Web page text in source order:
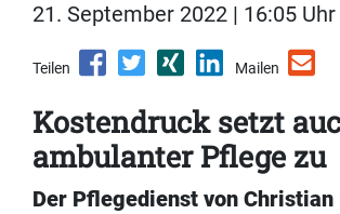
21. September 2022 | 16:05 Uhr
Teilen Mailen
Kostendruck setzt
ambulanter Pflege zu
Der Pflegedienst von Christian